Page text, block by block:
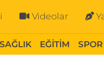
Videolar
SAĞLIK EĞİTİM SPOR